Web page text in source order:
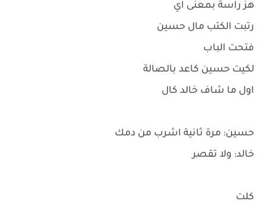
هز راسة بمعنى اي
رتبت الكتب مال حسين
فتحت الباب
لكيت حسين كاعد بالصالة
اول ما شاف خالد كال
حسين: مرة ثانية اشرب من دمك
خالد: ولا تقصر
كلت